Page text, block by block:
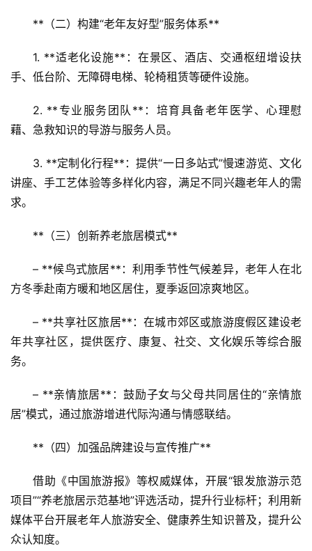
旅
融
乡
村
智
游
A
文
答
社
区
登录 注册
**（二）构建“老年友好型”服务体系**
1. **适老化设施**：在景区、酒店、交通枢纽增设扶
手、低台阶、无障碍电梯、轮椅租赁等硬件设施。
2. **专业服务团队**：培育具备老年医学、心理慰
藉、急救知识的导游与服务人员。
3. **定制化行程**：提供“一日多站式”慢速游览、文化
讲座、手工艺体验等多样化内容，满足不同兴趣老年人的需
求。
**（三）创新养老旅居模式**
– **候鸟式旅居**：利用季节性气候差异，老年人在北
方冬季赴南方暖和地区居住，夏季返回凉爽地区。
– **共享社区旅居**：在城市郊区或旅游度假区建设老
年共享社区，提供医疗、康复、社交、文化娱乐等综合服
务。
– **亲情旅居**：鼓励子女与父母共同居住的“亲情旅
居”模式，通过旅游增进代际沟通与情感联结。
**（四）加强品牌建设与宣传推广**
借助《中国旅游报》等权威媒体，开展“银发旅游示范
项目”“养老旅居示范基地”评选活动，提升行业标杆；利用新
媒体平台开展老年人旅游安全、健康养生知识普及，提升公
众认知度。